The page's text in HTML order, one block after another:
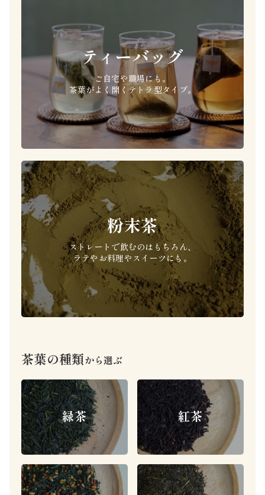
ティーバッグ
ご自宅や職場にも。
茶葉がよく開くテトラ型タイプ。
粉末茶
ストレートで飲むのはもちろん、
ラテやお料理やスイーツにも。
茶葉の種類から選ぶ
緑茶 紅茶